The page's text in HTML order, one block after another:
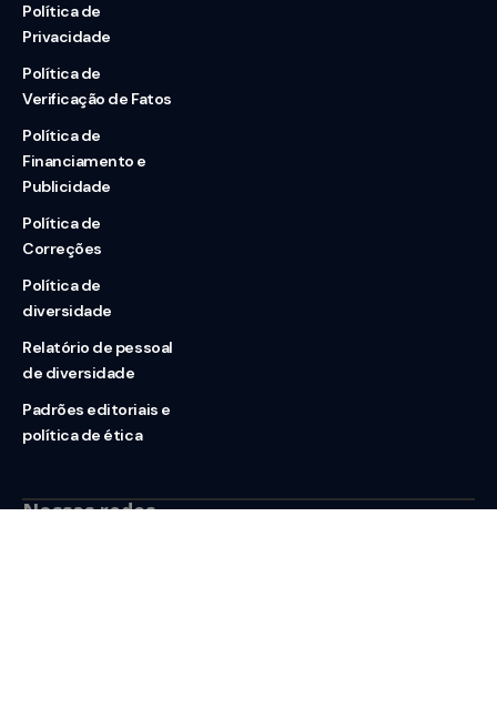
Política de
Privacidade
Política de
Verificação de Fatos
Política de
Financiamento e
Publicidade
Política de
Correções
Política de
diversidade
Relatório de pessoal
de diversidade
Padrões editoriais e
política de ética
Nossas redes